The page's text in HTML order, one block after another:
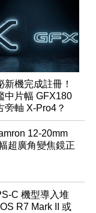
新機完成註冊！
中片幅 GFX180
旁軸 X-Pro4？
12-20mm
超廣角變焦鏡正
C 機型導入堆
R7 Mark II 或